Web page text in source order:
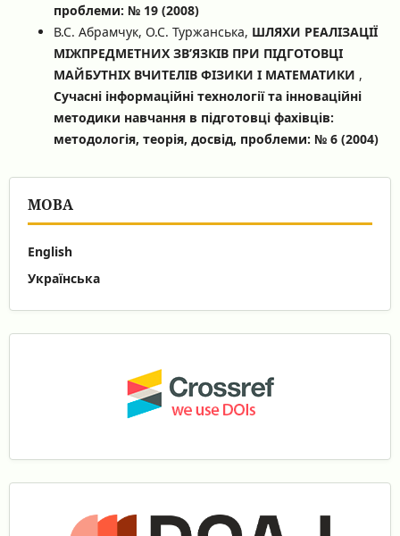
проблеми: № 19 (2008)
В.С. Абрамчук, О.С. Туржанська, ШЛЯХИ РЕАЛІЗАЦІЇ
МІЖПРЕДМЕТНИХ ЗВ’ЯЗКІВ ПРИ ПІДГОТОВЦІ
МАЙБУТНІХ ВЧИТЕЛІВ ФІЗИКИ І МАТЕМАТИКИ ,
Сучасні інформаційні технології та інноваційні
методики навчання в підготовці фахівців:
методологія, теорія, досвід, проблеми: № 6 (2004)
МОВА
English
Українська